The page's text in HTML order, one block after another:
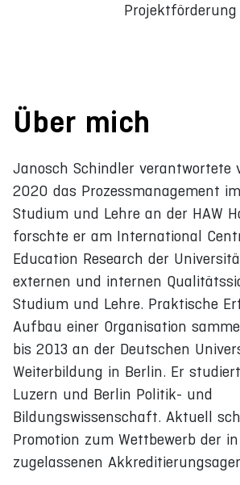
Projektförderung
Über mich
Janosch Schindler verantwortete
2020 das Prozessmanagement
Studium und Lehre an der HAW
forschte er am International
Education Research der
externen und internen
Studium und Lehre. Praktische
Aufbau einer Organisation
bis 2013 an der Deutschen
Weiterbildung in Berlin. Er
Luzern und Berlin Politik- und
Bildungswissenschaft. Aktuell
Promotion zum Wettbewerb der
zugelassenen